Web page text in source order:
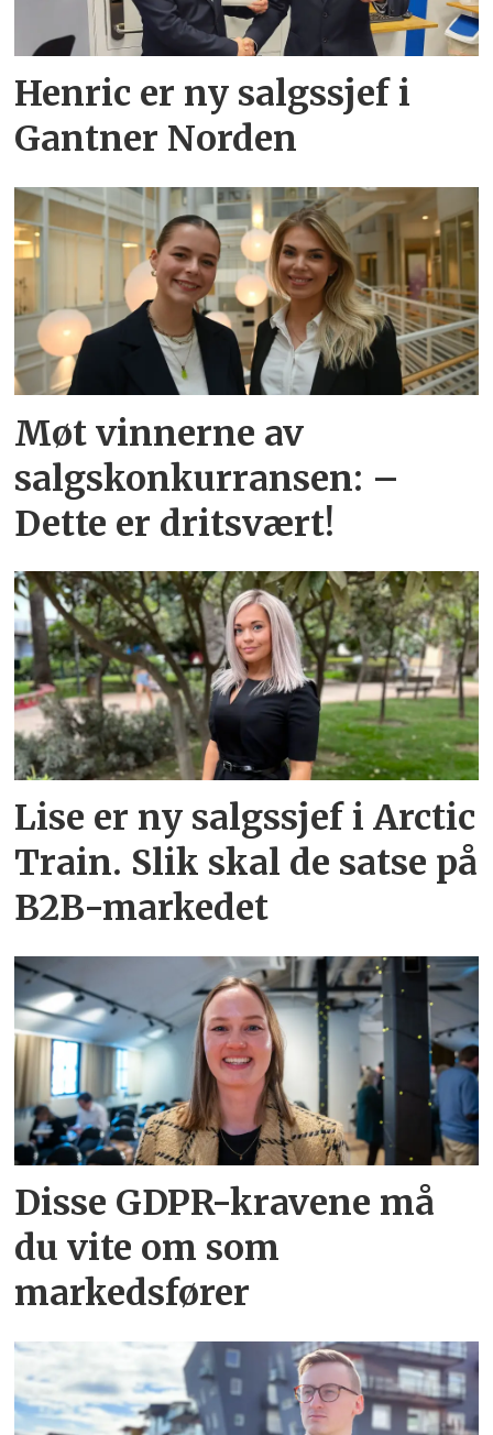
Henric er ny salgssjef i
Gantner Norden
Møt vinnerne av
salgskonkurransen: –
Dette er dritsvært!
Lise er ny salgssjef i Arctic
Train. Slik skal de satse på
B2B-markedet
Disse GDPR-kravene må
du vite om som
markedsfører